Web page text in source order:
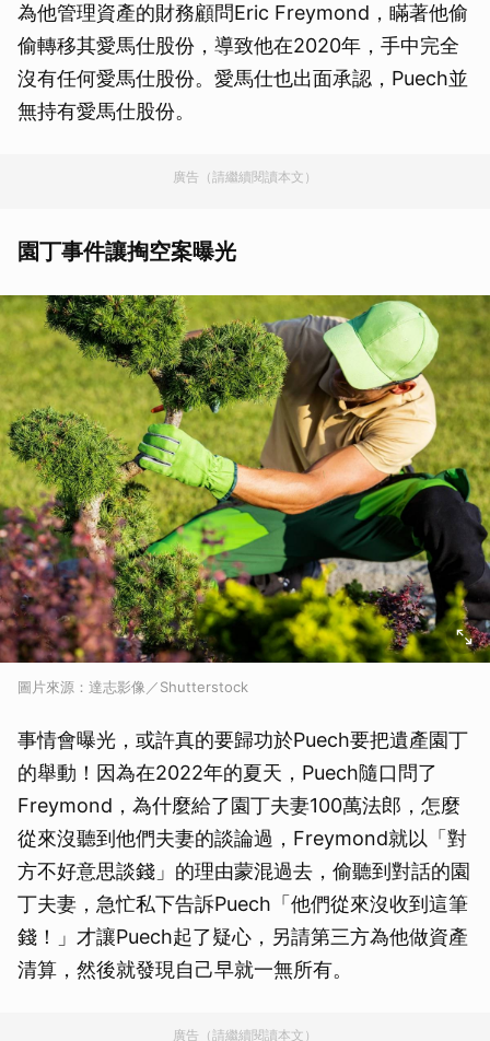
為他管理資產的財務顧問Eric Freymond，瞞著他偷
偷轉移其愛馬仕股份，導致他在2020年，手中完全
沒有任何愛馬仕股份。愛馬仕也出面承認，Puech並
無持有愛馬仕股份。
廣告（請繼續閱讀本文）
園丁事件讓掏空案曝光
圖片來源：達志影像／Shutterstock
事情會曝光，或許真的要歸功於Puech要把遺產園丁
的舉動！因為在2022年的夏天，Puech隨口問了
Freymond，為什麼給了園丁夫妻100萬法郎，怎麼
從來沒聽到他們夫妻的談論過，Freymond就以「對
方不好意思談錢」的理由蒙混過去，偷聽到對話的園
丁夫妻，急忙私下告訴Puech「他們從來沒收到這筆
錢！」才讓Puech起了疑心，另請第三方為他做資產
清算，然後就發現自己早就一無所有。
廣告（請繼續閱讀本文）